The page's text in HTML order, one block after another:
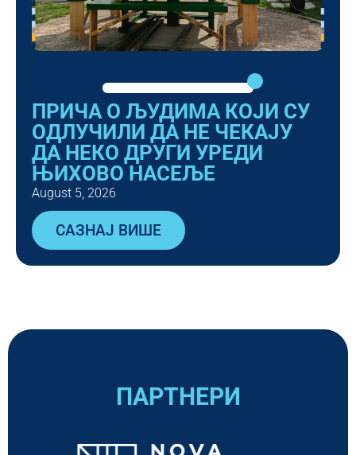
ПРИЧА О ЉУДИМА КОЈИ СУ
ОДЛУЧИЛИ ДА НЕ ЧЕКАЈУ
ДА НЕКО ДРУГИ УРЕДИ
ЊИХОВО НАСЕЉЕ
August 5, 2026
САЗНАЈ ВИШЕ
ПАРТНЕРИ